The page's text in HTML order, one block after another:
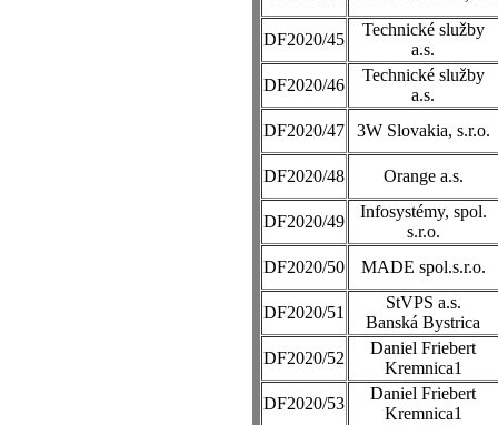
DF2020/45
Technické služby
a.s.
DF2020/46
Technické služby
a.s.
DF2020/47
3W Slovakia, s.r.o.
DF2020/48 Orange a.s.
DF2020/49
Infosystémy, spol.
s.r.o.
DF2020/50
MADE spol.s.r.o.
DF2020/51
StVPS a.s.
Banská Bystrica
DF2020/52
Daniel Friebert
Kremnica1
DF2020/53
Daniel Friebert
Kremnica1